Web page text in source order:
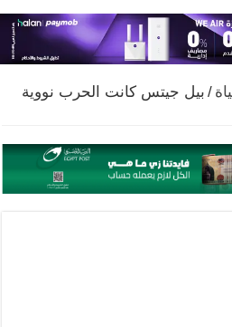
/ بيل جيتس كانت الحرب نووية